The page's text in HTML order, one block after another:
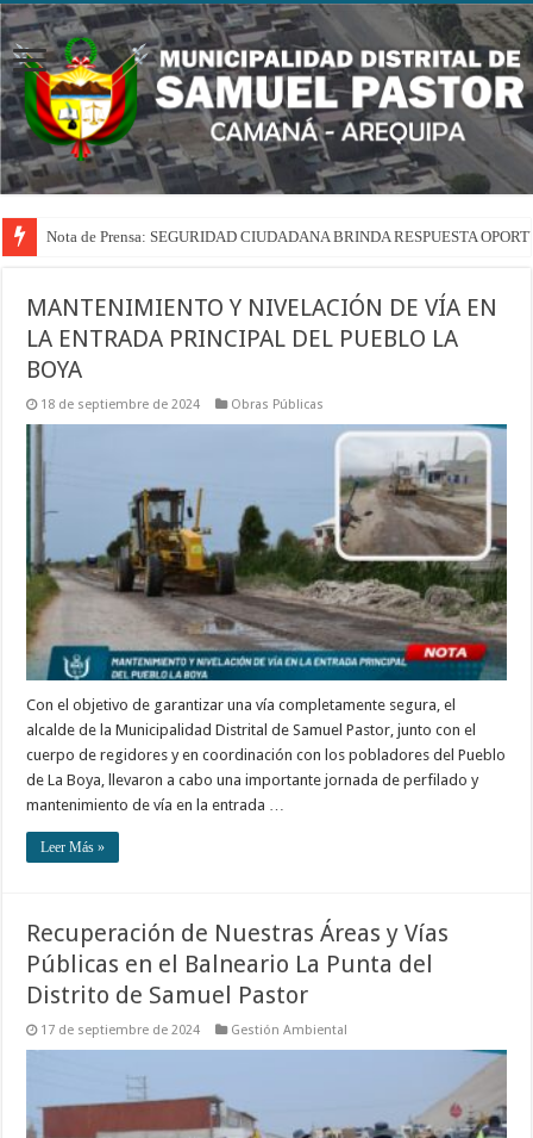
Nota de Prensa: SEGURIDAD CIUDADANA BRINDA RESPUESTA
MANTENIMIENTO Y NIVELACIÓN DE VÍA EN
LA ENTRADA PRINCIPAL DEL PUEBLO LA
BOYA
18 de septiembre de 2024 Obras Públicas
Con el objetivo de garantizar una vía completamente segura, el
alcalde de la Municipalidad Distrital de Samuel Pastor, junto con el
cuerpo de regidores y en coordinación con los pobladores del Pueblo
de La Boya, llevaron a cabo una importante jornada de perfilado y
mantenimiento de vía en la entrada …
Leer Más »
Recuperación de Nuestras Áreas y Vías
Públicas en el Balneario La Punta del
Distrito de Samuel Pastor
17 de septiembre de 2024 Gestión Ambiental